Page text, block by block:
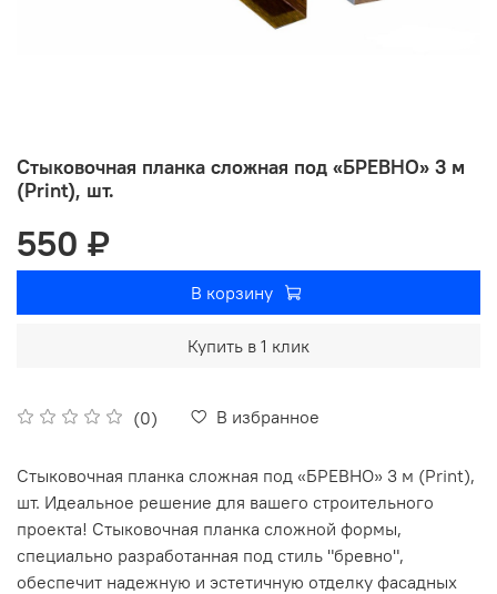
Стыковочная планка сложная под «БРЕВНО» 3 м
(Print), шт.
(0) В избранное
550 ₽
В корзину
Купить в 1 клик
Стыковочная планка сложная под «БРЕВНО» 3 м (Print),
шт. Идеальное решение для вашего строительного
проекта! Стыковочная планка сложной формы,
специально разработанная под стиль "бревно",
обеспечит надежную и эстетичную отделку фасадных